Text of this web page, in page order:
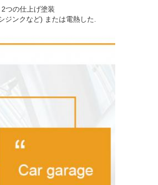
つの仕上げ塗装
ジンクなど) または電熱した.